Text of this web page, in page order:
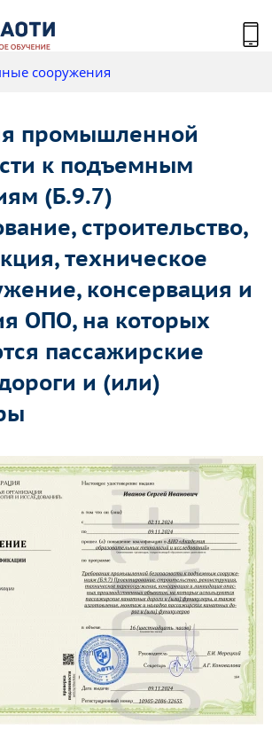
сооружения
промышленной
к подъемным
(Б.9.7)
строительство,
техническое
консервация и
ОПО, на которых
пассажирские
и (или)